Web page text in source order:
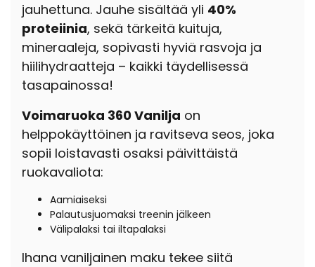
jauhettuna. Jauhe sisältää yli 40%
proteiinia, sekä tärkeitä kuituja,
mineraaleja, sopivasti hyviä rasvoja ja
hiilihydraatteja – kaikki täydellisessä
tasapainossa!
Voimaruoka 360 Vanilja on
helppokäyttöinen ja ravitseva seos, joka
sopii loistavasti osaksi päivittäistä
ruokavaliota:
Aamiaiseksi
Palautusjuomaksi treenin jälkeen
Välipalaksi tai iltapalaksi
Ihana vaniljainen maku tekee siitä